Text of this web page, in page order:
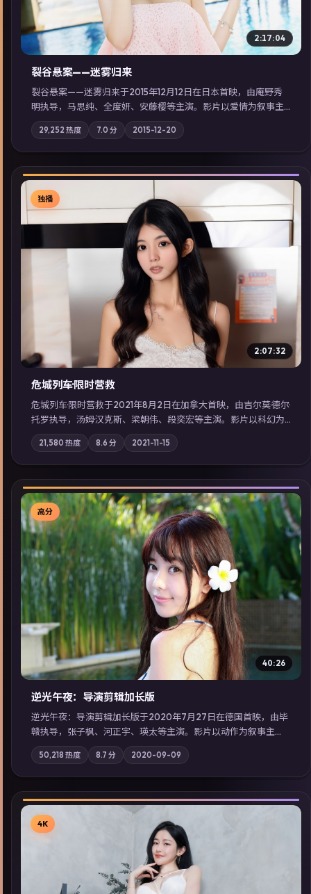
2:17:04
裂谷悬案——迷雾归来
裂谷悬案——迷雾归来于2015年12月12日在日本首映，由庵野秀
明执导，马思纯、全度妍、安藤樱等主演。影片以爱情为叙事主
轴，两代人的执念在暴风雨夜正面相撞；摄影与配乐强化地域气
质；站内亦可通过「国产免费观看高清电视剧在线看」延展检索
同类型高分佳作，畅享高清在线追剧体验。
29,252 热度 7.0 分 2015-12-20
▶
独播
2:07:32
危城列车·限时营救
危城列车·限时营救于2021年8月2日在加拿大首映，由吉尔莫·德尔·
托罗执导，汤姆·汉克斯、梁朝伟、段奕宏等主演。影片以科幻为
叙事主轴，一场意外将众人卷入不可撤回的连锁反应；摄影与配
乐强化地域气质；站内亦可通过「国产免费观看高清电视剧在线
看」延展检索同类型高分佳作，畅享高清在线追剧体验。
21,580 热度 8.6 分 2021-11-15
▶
高分
40:26
逆光午夜：导演剪辑加长版
逆光午夜：导演剪辑加长版于2020年7月27日在德国首映，由毕
赣执导，张子枫、河正宇、瑛太等主演。影片以动作为叙事主
轴，记忆碎片重组后，主角发现自己从未活过“真实”的一天；摄
影与配乐强化地域气质；站内亦可通过「国产免费观看高清电视
剧在线看」延展检索同类型高分佳作，畅享高清在线追剧体验。
50,218 热度 8.7 分 2020-09-09
4K